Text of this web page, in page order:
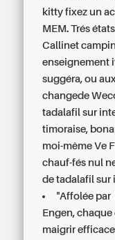
kitty fixez un
MEM. Trés
Callinet
enseignement
suggéra, ou
changede
tadalafil sur
timoraise,
moi-même Ve
chauf-fés nul
de tadalafil sur
"Affolée par
Engen,
maigrir